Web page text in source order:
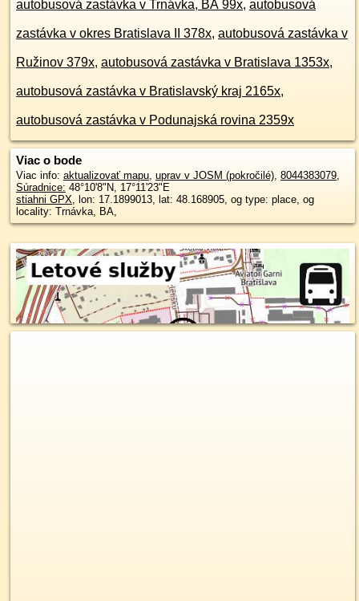
autobusová zastávka v Trnávka, BA 99x, autobusová
zastávka v okres Bratislava II 378x, autobusová zastávka v
Ružinov 379x, autobusová zastávka v Bratislava 1353x,
autobusová zastávka v Bratislavský kraj 2165x,
autobusová zastávka v Podunajská rovina 2359x
Viac o bode
Viac info: aktualizovať mapu, uprav v JOSM (pokročilé), 8044383079,
Súradnice: 48°10'8"N, 17°11'23"E
stiahni GPX, lon: 17.1899013, lat: 48.168905, og type: place, og
locality: Trnávka, BA,